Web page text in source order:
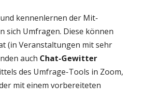
kennenlernen der Mit-
sich Umfragen. Diese können
(in Veranstaltungen mit sehr
auch Chat-Gewitter
des Umfrage-Tools in Zoom,
mit einem vorbereiteten